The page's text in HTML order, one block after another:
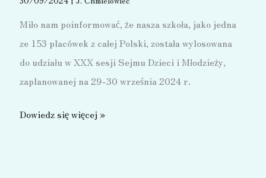
Miło nam poinformować, że nasza szkoła, jako jedna
ze 153 placówek z całej Polski, została wylosowana
do udziału w XXX sesji Sejmu Dzieci i Młodzieży,
zaplanowanej na 29-30 września 2024 r.
Obrady
Dowiedz się więcej »